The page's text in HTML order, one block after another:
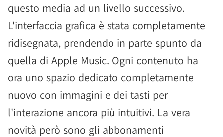
questo media ad un livello successivo.
L'interfaccia grafica è stata completamente
ridisegnata, prendendo in parte spunto da
quella di Apple Music. Ogni contenuto ha
ora uno spazio dedicato completamente
nuovo con immagini e dei tasti per
l'interazione ancora più intuitivi. La vera
novità però sono gli abbonamenti